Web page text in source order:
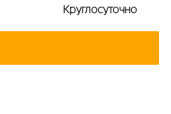
Круглосуточно